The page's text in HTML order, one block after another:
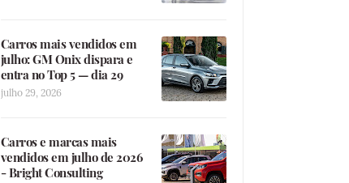
Carros mais vendidos em
julho: GM Onix dispara e
entra no Top 5 — dia 29
julho 29, 2026
Carros e marcas mais
vendidos em julho de 2026
- Bright Consulting